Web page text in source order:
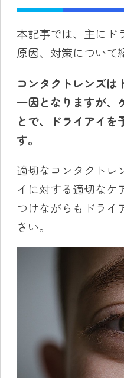
本記事では、主にド
原因、対策について
コンタクトレンズは
一因となりますが、
とで、ドライアイを
す。
適切なコンタクトレ
イに対する適切なケ
つけながらもドライ
さい。